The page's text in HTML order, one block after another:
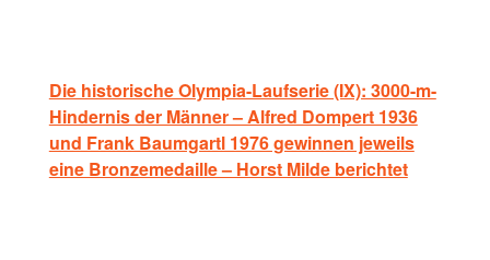
Die historische Olympia-Laufserie (IX): 3000-m-
Hindernis der Männer – Alfred Dompert 1936
und Frank Baumgartl 1976 gewinnen jeweils
eine Bronzemedaille – Horst Milde berichtet